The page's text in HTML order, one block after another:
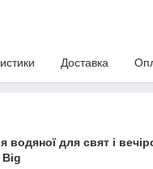
Доставка
водяної для свят і
Big